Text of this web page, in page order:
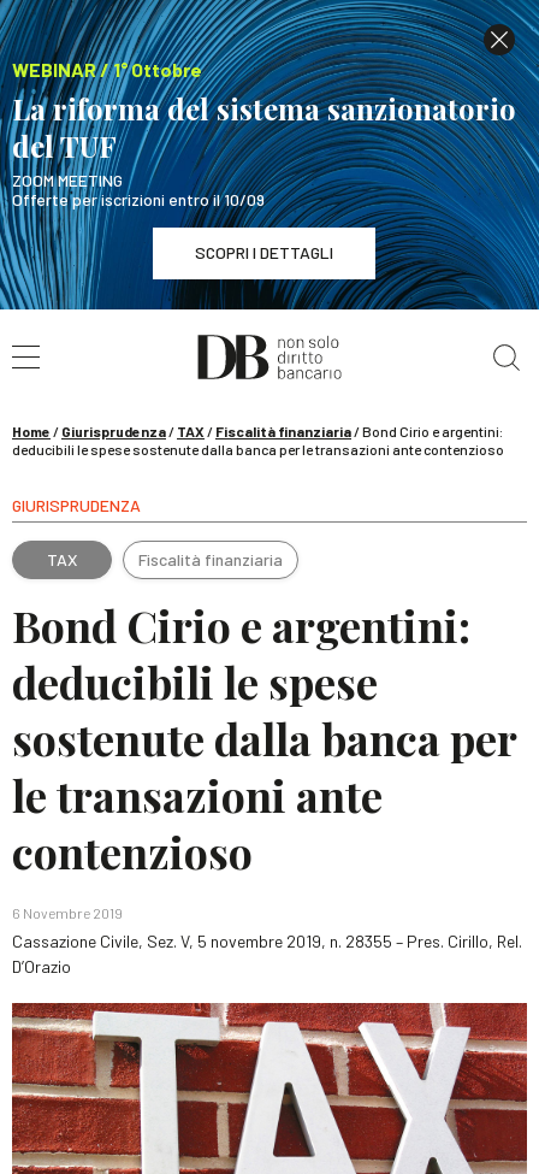
WEBINAR / 1° Ottobre
La riforma del sistema sanzionatorio
del TUF
ZOOM MEETING
Offerte per iscrizioni entro il 10/09
SCOPRI I DETTAGLI
WEBINAR / 1° Ottobre
La riforma del sistema sanzionatorio del TUF
Home / Giurisprudenza/ TAX / Fiscalità finanziaria/Bond Cirio e argentini:
deducibili le spese sostenute dalla banca per le transazioni ante contenzioso
GIURISPRUDENZA
TAX Fiscalità finanziaria
Bond Cirio e argentini:
deducibili le spese
sostenute dalla banca per
le transazioni ante
contenzioso
6 Novembre 2019
Cassazione Civile, Sez. V, 5 novembre 2019, n. 28355 – Pres. Cirillo, Rel.
D’Orazio